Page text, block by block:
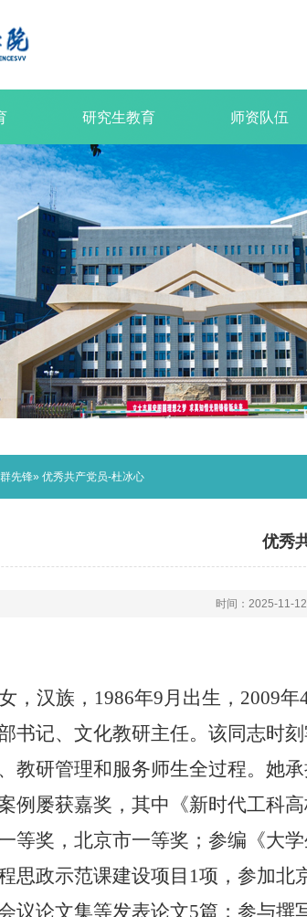
研究生教育 师资队伍
先锋» 优秀共产党员-杜冰心
优秀
时间：2025-11-
，汉族，1986年9月出生，2009
书记、文化教研主任。该同志时
教研管理和服务师生全过程。她
例屡获嘉奖，其中《新时代工科
等奖，北京市一等奖；参编《大
思政示范课建设项目1项，参加
议论文集等发表论文5篇；参与撰